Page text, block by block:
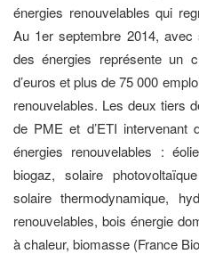
énergies renouvelables qui
Au 1er septembre 2014,
des énergies représente un
d’euros et plus de 75 000
renouvelables. Les deux tiers
de PME et d’ETI intervenant
énergies renouvelables :
biogaz, solaire
solaire thermodynamique,
renouvelables, bois énergie
à chaleur, biomasse (France